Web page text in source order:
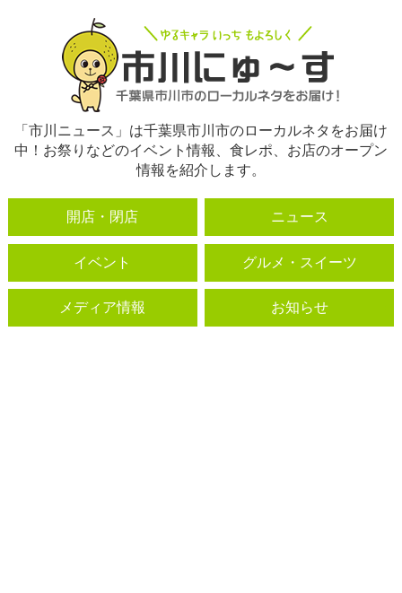
「市川ニュース」は千葉県市川市のローカルネタをお届け
中！お祭りなどのイベント情報、食レポ、お店のオープン
情報を紹介します。
開店・閉店 ニュース
イベント グルメ・スイーツ
メディア情報 お知らせ